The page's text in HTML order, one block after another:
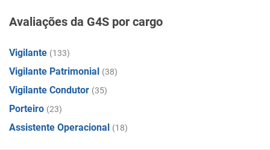
Avaliações da G4S por cargo
Vigilante (133)
Vigilante Patrimonial (38)
Vigilante Condutor (35)
Porteiro (23)
Assistente Operacional (18)